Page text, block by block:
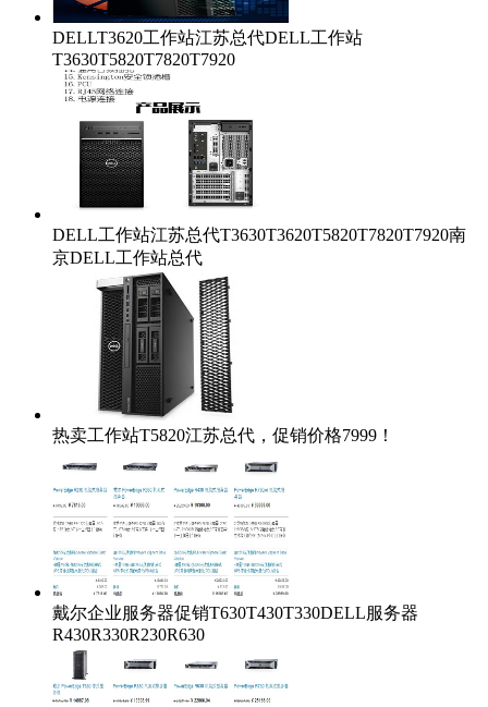
DELLT3620工作站江苏总代DELL工作站
T3630T5820T7820T7920
DELL工作站江苏总代T3630T3620T5820T7820T7920南
京DELL工作站总代
热卖工作站T5820江苏总代，促销价格7999！
戴尔企业服务器促销T630T430T330DELL服务器
R430R330R230R630